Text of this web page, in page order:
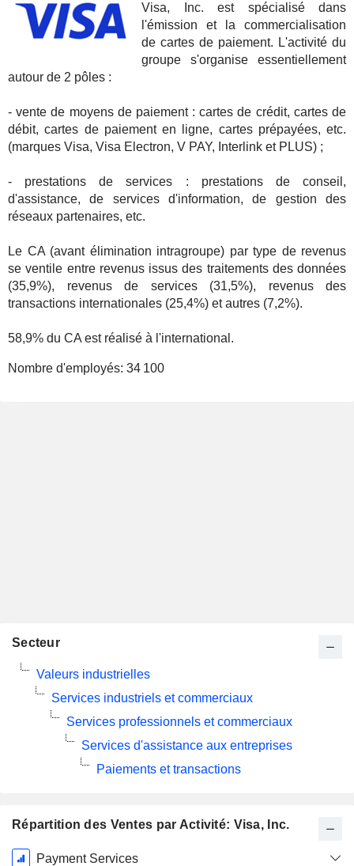
Visa, Inc. est spécialisé dans
l'émission et la commercialisation
de cartes de paiement. L'activité du
groupe s'organise essentiellement
autour de 2 pôles :
- vente de moyens de paiement : cartes de crédit, cartes de
débit, cartes de paiement en ligne, cartes prépayées, etc.
(marques Visa, Visa Electron, V PAY, Interlink et PLUS) ;
- prestations de services : prestations de conseil,
d'assistance, de services d'information, de gestion des
réseaux partenaires, etc.
Le CA (avant élimination intragroupe) par type de revenus
se ventile entre revenus issus des traitements des données
(35,9%), revenus de services (31,5%), revenus des
transactions internationales (25,4%) et autres (7,2%).
58,9% du CA est réalisé à l'international.
Nombre d'employés: 34 100
Répartition des Ventes par Activité: Visa, Inc.
Période
Payment Services
Secteur
Valeurs industrielles
Services industriels et commerciaux
Services professionnels et commerciaux
Services d'assistance aux entreprises
Paiements et transactions